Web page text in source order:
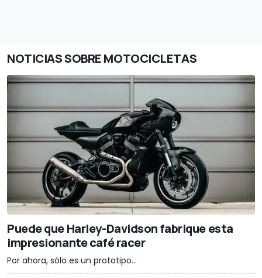
NOTICIAS SOBRE MOTOCICLETAS
Puede que Harley-Davidson fabrique esta
impresionante café racer
Por ahora, sólo es un prototipo...